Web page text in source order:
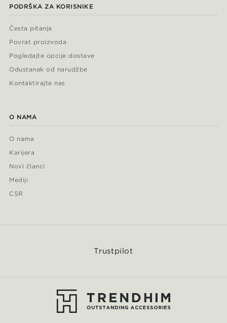
PODRŠKA ZA KORISNIKE
Česta pitanja
Povrat proizvoda
Pogledajte opcije dostave
Odustanak od narudžbe
Kontaktirajte nas
O NAMA
O nama
Karijera
Novi članci
Mediji
CSR
Trustpilot